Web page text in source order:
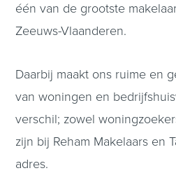
één van de grootste
Zeeuws-Vlaanderen.
Daarbij maakt ons ruime en
van woningen en
verschil; zowel
zijn bij Reham Makelaars en
adres.